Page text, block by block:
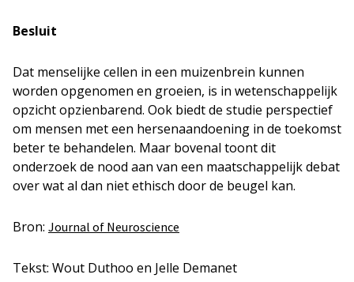
Besluit
Dat menselijke cellen in een muizenbrein kunnen
worden opgenomen en groeien, is in wetenschappelijk
opzicht opzienbarend. Ook biedt de studie perspectief
om mensen met een hersenaandoening in de toekomst
beter te behandelen. Maar bovenal toont dit
onderzoek de nood aan van een maatschappelijk debat
over wat al dan niet ethisch door de beugel kan.
Bron: Journal of Neuroscience
Tekst: Wout Duthoo en Jelle Demanet